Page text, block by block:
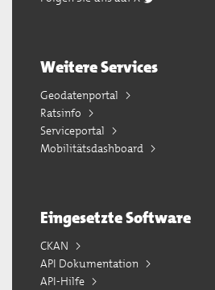
Weitere Services
Geodatenportal
Ratsinfo
Serviceportal
Mobilitätsdashboard
Eingesetzte Software
CKAN
API Dokumentation
API-Hilfe